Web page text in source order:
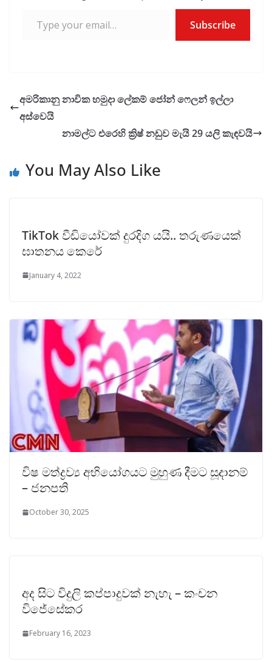
Subscribe
අමරිකානු නාවික හමුදා ලේකම් ජෝන් ෆෙලන් ඉල්ලා
අස්වෙයි
නාමල්ට එරෙහි ක්‍රිෂ් නඩුව මැයි 29 යලි කැඳවයි
You May Also Like
TikTok වීඩියෝවක් දුරදිග යයි.. තරුණයෙක්
ඝාතනය කෙරේ
January 4, 2022
විෂ මත්ද්‍රව්‍ය අභියෝගයට මුහුණ දීමට සූදානම්
– ජනපති
October 30, 2025
අද සිට විදුලි කප්පාදුවක් නැහැ – කංචන
විජේසේකර
February 16, 2023